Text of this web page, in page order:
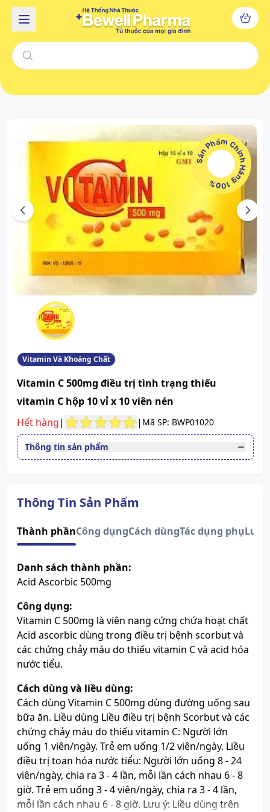
Sản Phẩm Chính Hãng 100%
Previous Next
Vitamin Và Khoáng Chất
Vitamin C 500mg điều trị tình trạng thiếu
vitamin C hộp 10 vỉ x 10 viên nén
Hết hàng| | Mã SP: BWP01020
Thông tin sản phẩm
Dạng bào chế
Viên nén
Số đăng ký
Xem giấy công bố sản phẩm
Thông Tin Sản Phẩm
Thành phầnCông dụngCách dùngTác dụng phụLưu
Danh sách thành phần:
Acid Ascorbic 500mg
Công dụng:
Vitamin C 500mg là viên nang cứng chứa hoạt chất
Acid ascorbic dùng trong điều trị bệnh scorbut và
các chứng chảy máu do thiếu vitamin C và acid hóa
nước tiểu.
Cách dùng và liều dùng:
Cách dùng Vitamin C 500mg dùng đường uống sau
bữa ăn. Liều dùng Liều điều trị bệnh Scorbut và các
chứng chảy máu do thiếu vitamin C: Người lớn
uống 1 viên/ngày. Trẻ em uống 1/2 viên/ngày. Liều
điều trị toan hóa nước tiểu: Người lớn uống 8 - 24
viên/ngày, chia ra 3 - 4 lần, mỗi lần cách nhau 6 - 8
giờ. Trẻ em uống 3 - 4 viên/ngày, chia ra 3 - 4 lần,
mỗi lần cách nhau 6 - 8 giờ. Lưu ý: Liều dùng trên